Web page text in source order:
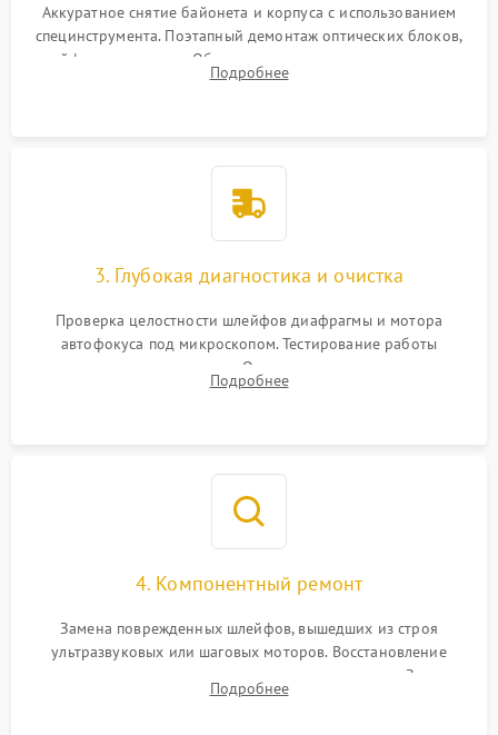
Аккуратное снятие байонета и корпуса с использованием
специнструмента. Поэтапный демонтаж оптических блоков,
шлейфов и приводов. Обязательная маркировка положения
линзовых групп для сохранения заводской центровки при
Подробнее
3. Глубокая диагностика и очистка
Проверка целостности шлейфов диафрагмы и мотора
автофокуса под микроскопом. Тестирование работы
электромагнитного привода. Очистка оптических элементов
от пыли, следов влаги и грибка спецрастворами без
Подробнее
4. Компонентный ремонт
Замена поврежденных шлейфов, вышедших из строя
ультразвуковых или шаговых моторов. Восстановление
геометрии направляющих при заклинивании зума. Замена
неисправного блока диафрагмы, датчиков положения или
Подробнее